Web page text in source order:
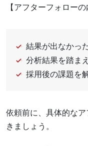
【アフターフォローの
結果が出なかっ
分析結果を踏ま
採用後の課題を
依頼前に、具体的な
きましょう。